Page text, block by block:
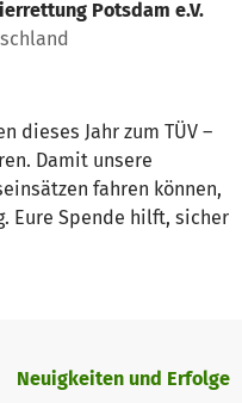
Potsdam e.V.
dieses Jahr zum TÜV –
Damit unsere
fahren können,
Eure Spende hilft, sicher
Neuigkeiten und Erfolge